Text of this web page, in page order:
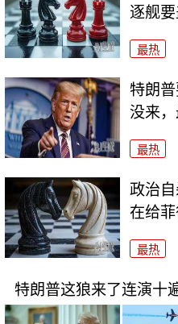
逐舰要
最热
特朗
没来
最热
政治
在给菲
最热
特朗普这狼来了连演十